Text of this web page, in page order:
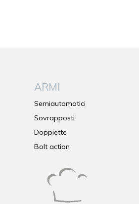
ARMI
Semiautomatici
Sovrapposti
Doppiette
Bolt action